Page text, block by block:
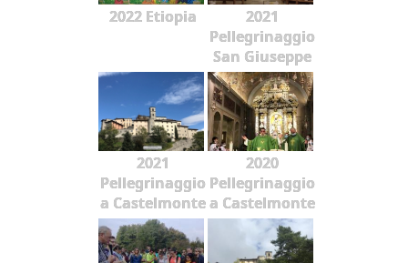
2022 Etiopia
2021
Pellegrinaggio
San Giuseppe
2021
Pellegrinaggio
a Castelmonte
2020
Pellegrinaggio
a Castelmonte